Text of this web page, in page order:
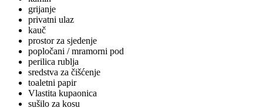
grijanje
privatni ulaz
kauč
prostor za sjedenje
popločani / mramorni pod
perilica rublja
sredstva za čišćenje
toaletni papir
Vlastita kupaonica
sušilo za kosu